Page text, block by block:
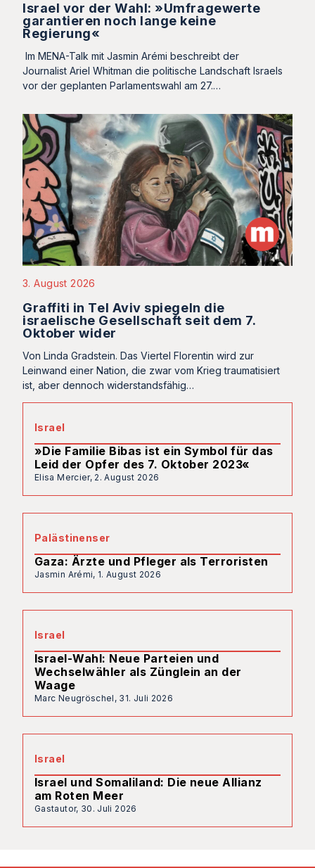
Israel vor der Wahl: »Umfragewerte
garantieren noch lange keine
Regierung«
Im MENA-Talk mit Jasmin Arémi beschreibt der
Journalist Ariel Whitman die politische Landschaft Israels
vor der geplanten Parlamentswahl am 27.…
3. August 2026
Graffiti in Tel Aviv spiegeln die
israelische Gesellschaft seit dem 7.
Oktober wider
Von Linda Gradstein. Das Viertel Florentin wird zur
Leinwand einer Nation, die zwar vom Krieg traumatisiert
ist, aber dennoch widerstandsfähig…
Israel
»Die Familie Bibas ist ein Symbol für das
Leid der Opfer des 7. Oktober 2023«
Elisa Mercier, 2. August 2026
Palästinenser
Gaza: Ärzte und Pfleger als Terroristen
Jasmin Arémi, 1. August 2026
Israel
Israel-Wahl: Neue Parteien und
Wechselwähler als Zünglein an der
Waage
Marc Neugröschel, 31. Juli 2026
Israel
Israel und Somaliland: Die neue Allianz
am Roten Meer
Gastautor, 30. Juli 2026